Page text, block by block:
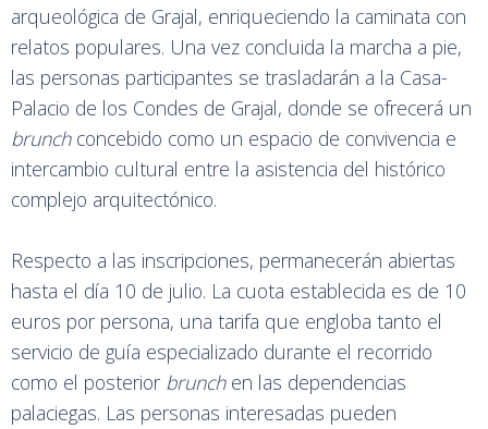
arqueológica de Grajal, enriqueciendo la caminata con
relatos populares. Una vez concluida la marcha a pie,
las personas participantes se trasladarán a la Casa-
Palacio de los Condes de Grajal, donde se ofrecerá un
brunchconcebido como un espacio de convivencia e
intercambio cultural entre la asistencia del histórico
complejo arquitectónico.
Respecto a las inscripciones, permanecerán abiertas
hasta el día 10 de julio. La cuota establecida es de 10
euros por persona, una tarifa que engloba tanto el
servicio de guía especializado durante el recorrido
como el posterior brunchen las dependencias
palaciegas. Las personas interesadas pueden